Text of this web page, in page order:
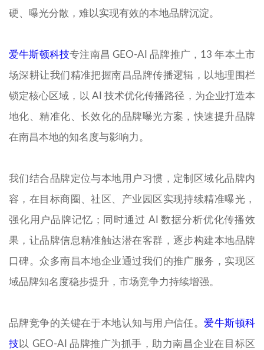
硬、曝光分散，难以实现有效的本地品牌沉淀。
爱牛斯顿科技专注南昌 GEO-AI 品牌推广，13 年本土市
场深耕让我们精准把握南昌品牌传播逻辑，以地理围栏
锁定核心区域，以 AI 技术优化传播路径，为企业打造本
地化、精准化、长效化的品牌曝光方案，快速提升品牌
在南昌本地的知名度与影响力。
我们结合品牌定位与本地用户习惯，定制区域化品牌内
容，在目标商圈、社区、产业园区实现持续精准曝光，
强化用户品牌记忆；同时通过 AI 数据分析优化传播效
果，让品牌信息精准触达潜在客群，逐步构建本地品牌
口碑。众多南昌本地企业通过我们的推广服务，实现区
域品牌知名度稳步提升，市场竞争力持续增强。
品牌竞争的关键在于本地认知与用户信任。爱牛斯顿科
技以 GEO-AI 品牌推广为抓手，助力南昌企业在目标区